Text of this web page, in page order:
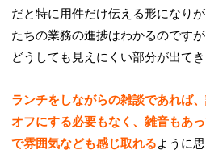
だと特に用件だけ伝える形になり
たちの業務の進捗はわかるのです
どうしても見えにくい部分が出てき
ランチをしながらの雑談であれば
オフにする必要もなく、雑音もあ
で雰囲気なども感じ取れるように思